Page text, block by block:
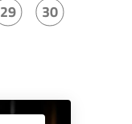
29
30